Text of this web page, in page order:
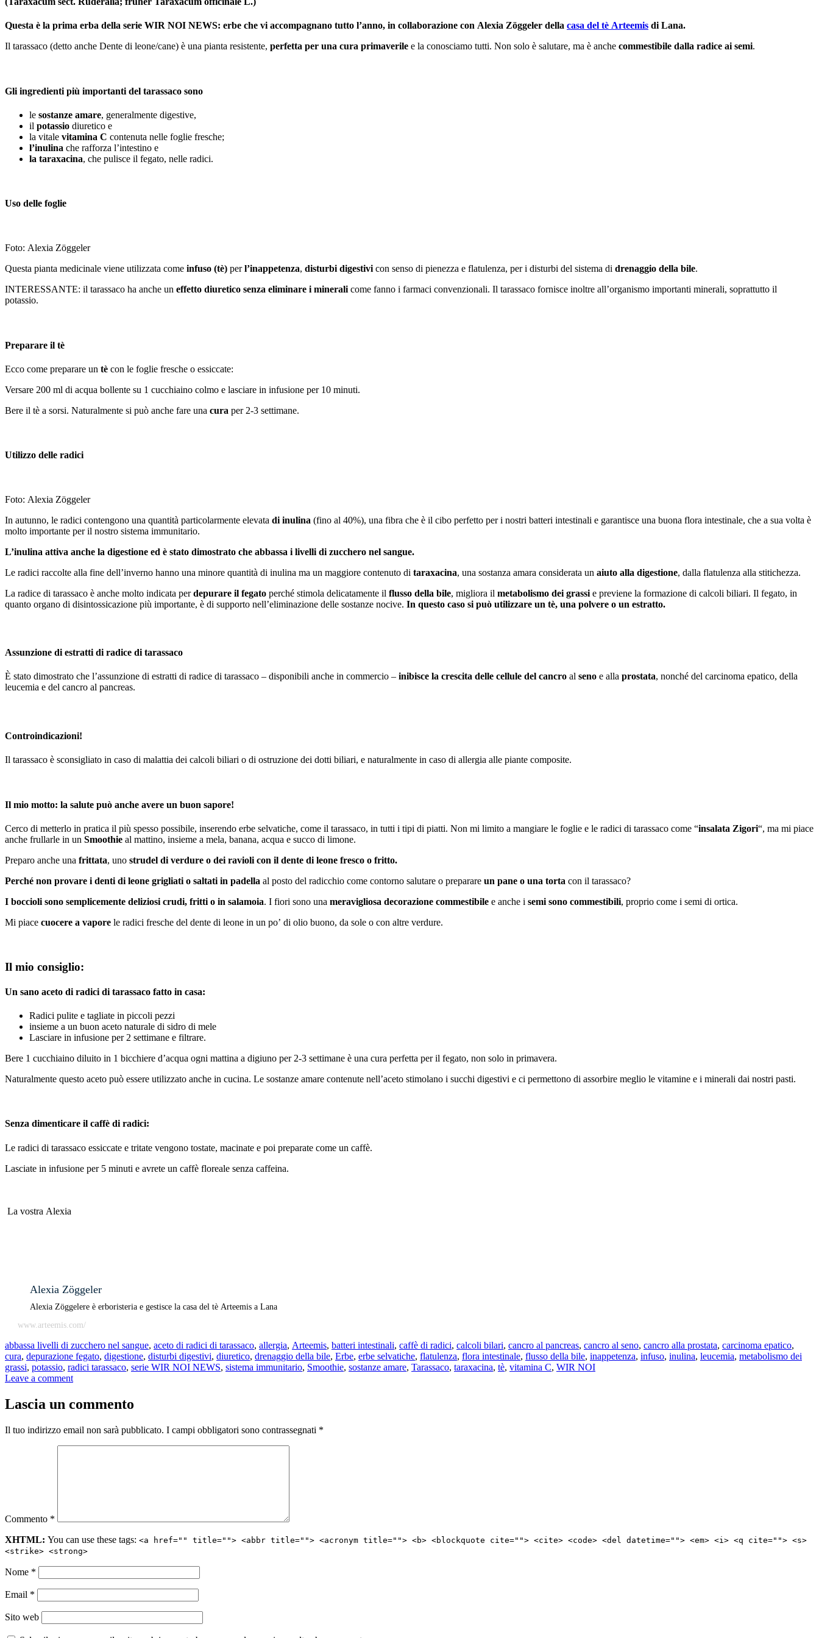
Questa è la prima erba della serie WIR NOI NEWS: erbe che vi accompagnano tutto l’anno, in collaborazione con Alexia Zöggeler della casa del tè Arteemis di Lana.
Il tarassaco (detto anche Dente di leone/cane) è una pianta resistente, perfetta per una cura primaverile e la conosciamo tutti. Non solo è salutare, ma è anche commestibile dalla radice ai semi.
Gli ingredienti più importanti del tarassaco sono
le sostanze amare, generalmente digestive,
il potassio diuretico e
la vitale vitamina C contenuta nelle foglie fresche;
l’inulina che rafforza l’intestino e
la taraxacina, che pulisce il fegato, nelle radici.
Uso delle foglie
Foto: Alexia Zöggeler
Questa pianta medicinale viene utilizzata come infuso (tè) perl’inappetenza, disturbi digestivi con senso di pienezza e flatulenza, per i disturbi del sistema di drenaggio della bile.
INTERESSANTE: il tarassaco ha anche un effetto diuretico senza eliminare i minerali come fanno i farmaci convenzionali. Il tarassaco fornisce inoltre all’organismo importanti minerali, soprattutto il
potassio.
Preparare il tè
Ecco come preparare un tè con le foglie fresche o essiccate:
Versare 200 ml di acqua bollente su 1 cucchiaino colmo e lasciare in infusione per 10 minuti.
Bere il tè a sorsi. Naturalmente si può anche fare una cura per 2-3 settimane.
Utilizzo delle radici
Foto: Alexia Zöggeler
In autunno, le radici contengono una quantità particolarmente elevata di inulina (fino al 40%), una fibra che è il cibo perfetto per i nostri batteri intestinali e garantisce una buona flora intestinale, che a sua volta è
molto importante per il nostro sistema immunitario.
L’inulina attiva anche la digestione ed è stato dimostrato che abbassa i livelli di zucchero nel sangue.
Le radici raccolte alla fine dell’inverno hanno una minore quantità di inulina ma un maggiore contenuto di taraxacina, una sostanza amara considerata un aiuto alla digestione, dalla flatulenza alla stitichezza.
La radice di tarassaco è anche molto indicata perdepurare il fegato perché stimola delicatamente il flusso della bile, migliora il metabolismo dei grassi e previene la formazione di calcoli biliari. Il fegato, in
quanto organo di disintossicazione più importante, è di supporto nell’eliminazione delle sostanze nocive. In questo caso si può utilizzare un tè, una polvere o un estratto.
Assunzione di estratti di radice di tarassaco
È stato dimostrato che l’assunzione di estratti di radice di tarassaco – disponibili anche in commercio – inibisce la crescita delle cellule del cancro al seno e alla prostata, nonché del carcinoma epatico, della
leucemia e del cancro al pancreas.
Controindicazioni!
Il tarassaco è sconsigliato in caso di malattia dei calcoli biliari o di ostruzione dei dotti biliari, e naturalmente in caso di allergia alle piante composite.
Il mio motto: la salute può anche avere un buon sapore!
Cerco di metterlo in pratica il più spesso possibile, inserendo erbe selvatiche, come il tarassaco, in tutti i tipi di piatti. Non mi limito a mangiare le foglie e le radici di tarassaco come “insalata Zigori“, ma mi piace
anche frullarle in un Smoothie al mattino, insieme a mela, banana, acqua e succo di limone.
Preparo anche una frittata, uno strudel di verdure o dei ravioli con il dente di leone fresco o fritto.
Perché non provare i denti di leone grigliati o saltati in padella al posto del radicchio come contorno salutare o preparare un pane o una torta con il tarassaco?
I boccioli sono semplicemente deliziosi crudi, fritti o in salamoia. I fiori sono una meravigliosa decorazione commestibile e anche i semi sono commestibili, proprio come i semi di ortica.
Mi piace cuocere a vapore le radici fresche del dente di leone in un po’ di olio buono, da sole o con altre verdure.
Il mio consiglio:
Un sano aceto di radici di tarassaco fatto in casa:
Radici pulite e tagliate in piccoli pezzi
insieme a un buon aceto naturale di sidro di mele
Lasciare in infusione per 2 settimane e filtrare.
Bere 1 cucchiaino diluito in 1 bicchiere d’acqua ogni mattina a digiuno per 2-3 settimane è una cura perfetta per il fegato, non solo in primavera.
Naturalmente questo aceto può essere utilizzato anche in cucina. Le sostanze amare contenute nell’aceto stimolano i succhi digestivi e ci permettono di assorbire meglio le vitamine e i minerali dai nostri pasti.
Senza dimenticare il caffè di radici:
Le radici di tarassaco essiccate e tritate vengono tostate, macinate e poi preparate come un caffè.
Lasciate in infusione per 5 minuti e avrete un caffè floreale senza caffeina.
La vostra Alexia
Alexia Zöggeler
Alexia Zöggelere è erboristeria e gestisce la casa del tè Arteemis a Lana
www.arteemis.com/
abbassa livelli di zucchero nel sangue, aceto di radici di tarassaco, allergia, Arteemis, batteri intestinali, caffè di radici, calcoli bilari, cancro al pancreas, cancro al seno, cancro alla prostata, carcinoma epatico,
cura, depurazione fegato, digestione, disturbi digestivi, diuretico, drenaggio della bile, Erbe, erbe selvatiche, flatulenza, flora intestinale, flusso della bile, inappetenza, infuso, inulina, leucemia, metabolismo dei
grassi, potassio, radici tarassaco, serie WIR NOI NEWS, sistema immunitario, Smoothie, sostanze amare, Tarassaco, taraxacina, tè, vitamina C, WIR NOI
Leave a comment
Lascia un commento
Il tuo indirizzo email non sarà pubblicato. I campi obbligatori sono contrassegnati *
Commento *
XHTML: You can use these tags: <a href="" title=""> <abbr title=""> <acronym title=""> <b> <blockquote cite=""> <cite> <code> <del datetime=""> <em> <i> <q cite=""> <s>
<strike> <strong>
Nome *
Email *
Sito web